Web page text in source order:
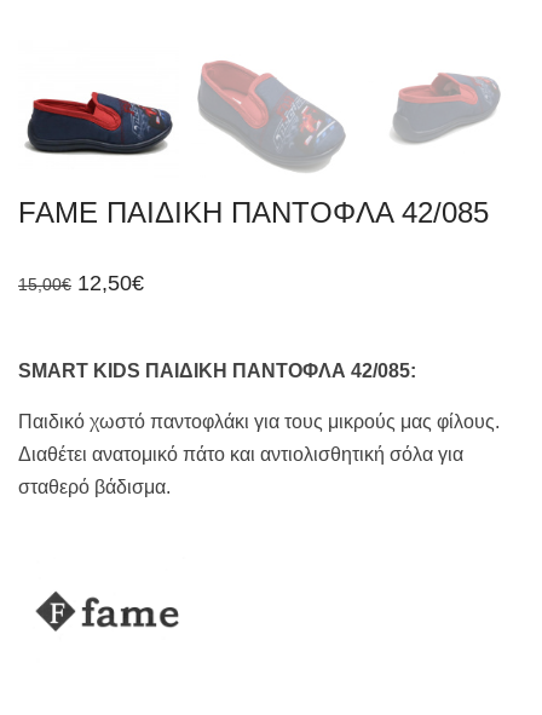
FAME ΠΑΙΔΙΚΗ ΠΑΝΤΟΦΛΑ 42/085
15,00€ Original
12,50€Η
12,50€.
SMART KIDS ΠΑΙΔΙΚΗ ΠΑΝΤΟΦΛΑ 42/085:
Παιδικό χωστό παντοφλάκι για τους μικρούς μας φίλους.
Διαθέτει ανατομικό πάτο και αντιολισθητική σόλα για
σταθερό βάδισμα.